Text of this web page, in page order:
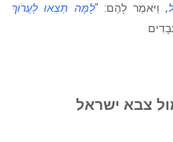
,וַיֹּאמֶר לָהֶם: "לָמָּה תֵצְאוּ לַעֲרֹוךְ
צבא ישראל